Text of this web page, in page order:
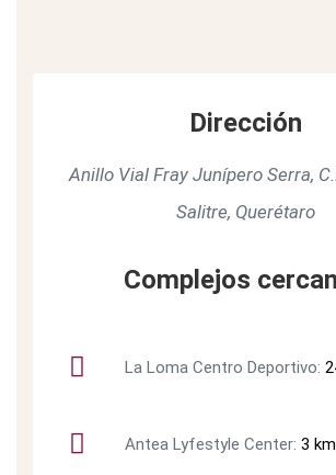
Dirección
Anillo Vial Fray Junípero Serra,
Salitre, Querétaro
Complejos
La Loma Centro Deportivo:
Antea Lyfestyle Center:3 km